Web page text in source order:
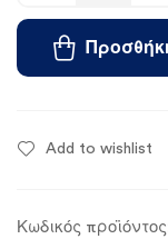
Add to wishlist
Κωδικός